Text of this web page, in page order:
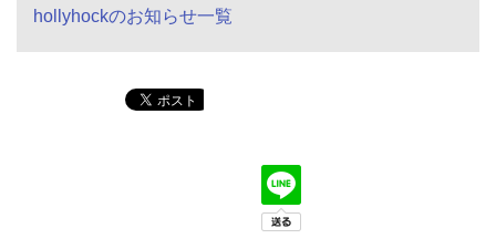
hollyhockのお知らせ一覧